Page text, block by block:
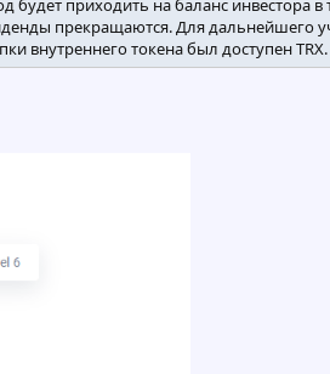
будет приходить на баланс инвестора
прекращаются. Для дальнейшего
внутреннего токена был доступен TRX.